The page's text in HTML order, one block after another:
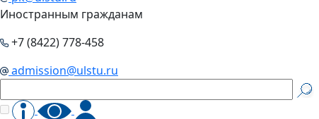
Иностранным гражданам
+7 (8422) 778-458
admission@ulstu.ru